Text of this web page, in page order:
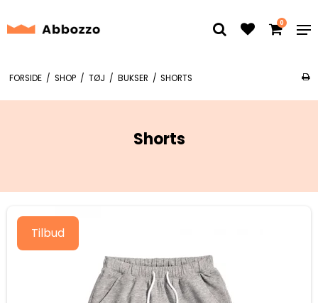
0
FORSIDE / SHOP / TØJ / BUKSER / SHORTS
Shorts
Tilbud